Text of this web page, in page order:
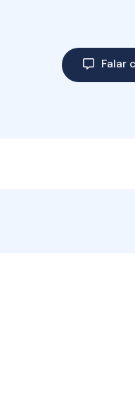
Falar